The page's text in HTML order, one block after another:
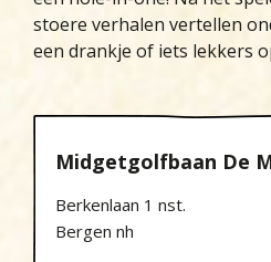
stoere verhalen vertellen
een drankje of iets lekkers
Midgetgolfbaan De
Berkenlaan 1 nst.
Bergen nh